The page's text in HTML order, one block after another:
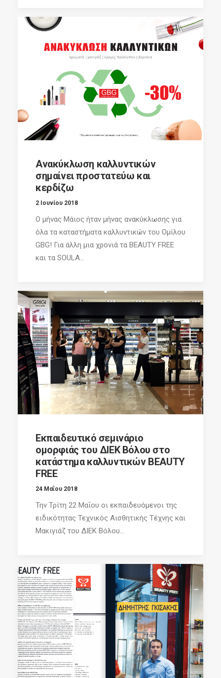
Ανακύκλωση καλλυντικών
σημαίνει προστατεύω και
κερδίζω
2 Ιουνίου 2018
Ο μήνας Μάιος ήταν μήνας ανακύκλωσης για
όλα τα καταστήματα καλλυντικών του Ομίλου
GBG! Για άλλη μια χρονιά τα BEAUTY FREE
και τα SOULA...
Εκπαιδευτικό σεμινάριο
ομορφιάς του ΔΙΕΚ Βόλου στο
κατάστημα καλλυντικών BEAUTY
FREE
24 Μαΐου 2018
Την Τρίτη 22 Μαΐου οι εκπαιδευόμενοι της
ειδικότητας Τεχνικός Αισθητικής Τέχνης και
Μακιγιάζ του ΔΙΕΚ Βόλου...